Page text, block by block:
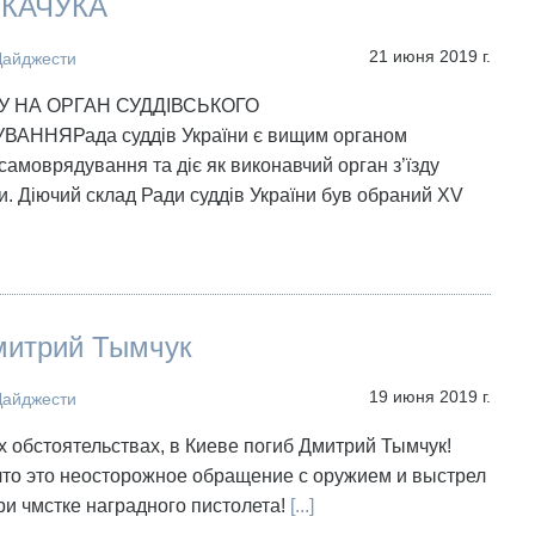
21 июня 2019 г.
НА ОРГАН СУДДІВСЬКОГО
суддів України є вищим органом
та діє як виконавчий орган з’їзду
Діючий склад Ради суддів України був обраний XV
Тымчук
19 июня 2019 г.
обстоятельствах, в Киеве погиб Дмитрий Тымчук!
это неосторожное обращение с оружием и выстрел
чмстке наградного пистолета! [...]